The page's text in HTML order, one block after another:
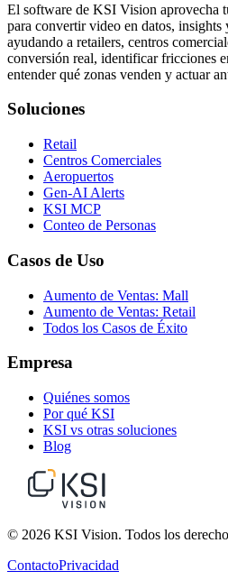
El software de KSI Vision aprovecha
para convertir video en datos, insights
ayudando a retailers, centros
conversión real, identificar fricciones
entender qué zonas venden y actuar
Soluciones
Retail
Centros Comerciales
Aeropuertos
Gen-AI Alerts
KSI MCP
Conteo de Personas
Casos de Uso
Aumento de Ventas: Mall
Aumento de Ventas: Retail
Todos los Casos de Éxito
Empresa
Quiénes somos
Por qué KSI
KSI vs otras soluciones
Blog
© 2026 KSI Vision. Todos los
ContactoPrivacidad